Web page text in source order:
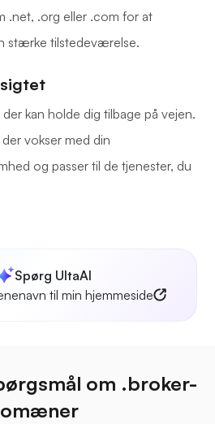
.net, .org eller .com for at
stærke tilstedeværelse.
kan holde dig tilbage på vejen.
vokser med din
og passer til de tjenester, du
Spørg UltaAI
til min hjemmeside
om .broker-